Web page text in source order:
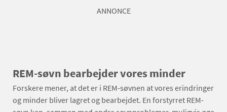
ANNONCE
REM-søvn bearbejder vores minder
Forskere mener, at det er i REM-søvnen at vores erindringer
og minder bliver lagret og bearbejdet. En forstyrret REM-